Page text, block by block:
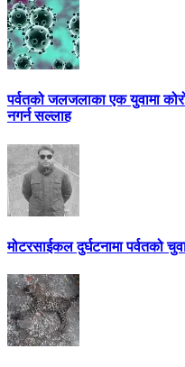
पर्वतको जलजलाका एक युवामा
नगर्न सल्लाह
मोटरसाईकल दुर्घटनामा पर्वतको